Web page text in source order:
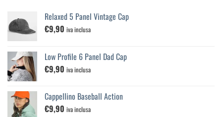
Relaxed 5 Panel Vintage Cap
€9,90 iva inclusa
Low Profile 6 Panel Dad Cap
€9,90 iva inclusa
Cappellino Baseball Action
€9,90 iva inclusa